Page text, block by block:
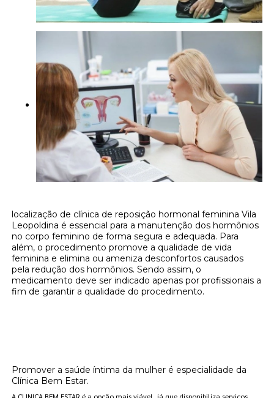
localização de clínica de reposição hormonal feminina Vila
Leopoldina é essencial para a manutenção dos hormônios
no corpo feminino de forma segura e adequada. Para
além, o procedimento promove a qualidade de vida
feminina e elimina ou ameniza desconfortos causados
pela redução dos hormônios. Sendo assim, o
medicamento deve ser indicado apenas por profissionais a
fim de garantir a qualidade do procedimento.
Promover a saúde íntima da mulher é especialidade da
Clínica Bem Estar.